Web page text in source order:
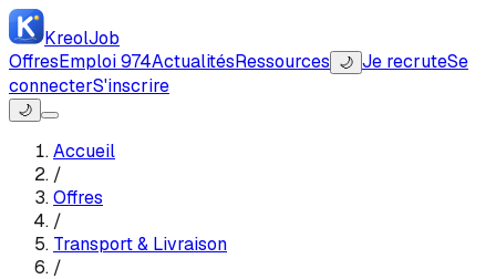
KreolJob
OffresEmploi 974ActualitésRessources 🌙 Je recruteSe
connecterS'inscrire
🌙
Accueil
/
Offres
/
Transport & Livraison
/